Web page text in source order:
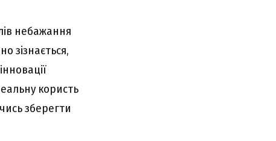
небажання
зізнається,
користь
зберегти